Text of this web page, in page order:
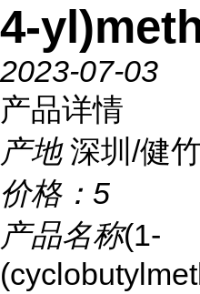
4-
2023-07-03
产品详情
产地 深圳/健竹
价格： 5
产品名称(1-